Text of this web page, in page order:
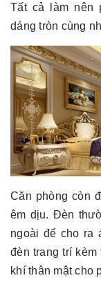
Tất cả làm nên
dáng tròn cùng
Căn phòng còn
êm dịu. Đèn
ngoài để cho ra
đèn trang trí
khí thân mật cho